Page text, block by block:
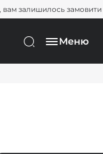
замовити ще на
Меню